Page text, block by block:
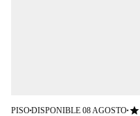
PISO■DISPONIBLE 08 AGOSTO■star